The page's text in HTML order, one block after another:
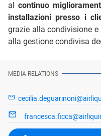
al continuo
installazioni presso i
grazie alla condivisione
alla gestione condivisa
MEDIA RELATIONS